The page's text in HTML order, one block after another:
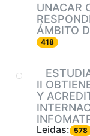
UNACAR
ÁMBITO
418
II
Y
Leidas: 578